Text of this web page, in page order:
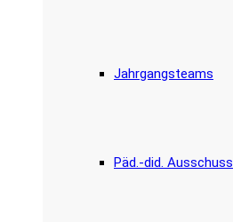
Jahrgangsteams
Päd.-did. Ausschuss